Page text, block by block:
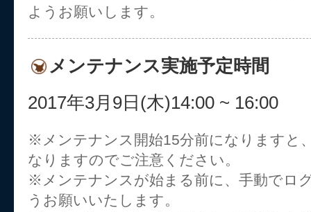
ようお願いします。
メンテナンス実施予定時間
2017年3月9日(木)14:00 ~ 16:00
※メンテナンス開始15分前になりますと
なりますのでご注意ください。
※メンテナンスが始まる前に、手動でロ
うお願いいたします。